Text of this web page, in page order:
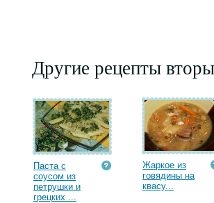
Другие рецепты
Паста с
соусом из
петрушки и
грецких ...
Жаркое из
говядины на
квасу...